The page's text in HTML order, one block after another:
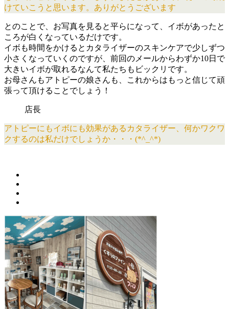
けていこうと思います。ありがとうございます
とのことで、お写真を見ると平らになって、イボがあったと
ころが白くなっているだけです。
イボも時間をかけるとカタライザーのスキンケアで少しずつ
小さくなっていくのですが、前回のメールからわずか10日で
大きいイボが取れるなんて私たちもビックリです。
お母さんもアトピーの娘さんも、これからはもっと信じて頑
張って頂けることでしょう！
店長
アトピーにもイボにも効果があるカタライザー、何かワクワ
クするのは私だけでしょうか・・・(*^_^*)